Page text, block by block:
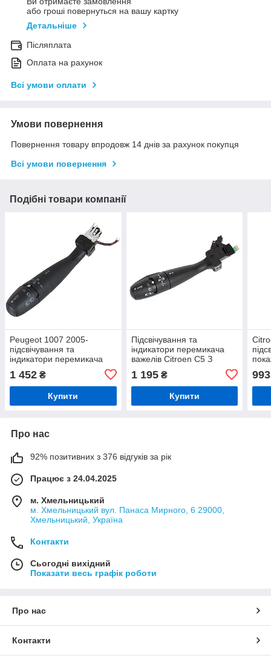
або гроші повернуться на вашу картку
Детальніше
Післяплата
Оплата на рахунок
Всі умови оплати
Умови повернення
Повернення товару впродовж 14 днів за рахунок покупця
Всі умови повернення
Подібні товари компанії
Peugeot 1007 2005-
підсвічування та
індикатори перемикача
1 452 ₴
Купити
Підсвічування та
індикатори перемикача
важелів Citroen C5 З
1 195₴
Купити
993
Про нас
92% позитивних з 376 відгуків за рік
Працює з 24.04.2025
м. Хмельницький
м. Хмельницький вул. Панаса Мирного, 6 29000,
Хмельницький, Україна
Контакти
Сьогодні вихідний
Показати весь графік роботи
Про нас
Контакти